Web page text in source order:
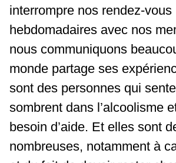
interrompre nos rendez-vous
hebdomadaires avec nos
nous communiquons
monde partage ses
sont des personnes qui
sombrent dans l’alcoolisme
besoin d’aide. Et elles sont
nombreuses, notamment à